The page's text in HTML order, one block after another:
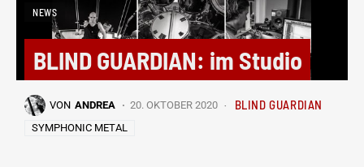
NEWS
BLIND GUARDIAN: im Studio
VON ANDREA 20. OKTOBER 2020 BLIND GUARDIAN
SYMPHONIC METAL